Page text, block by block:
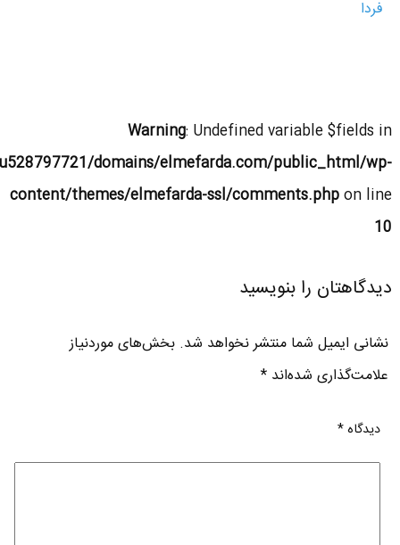
فردا
Warning: Undefined variable $fields in
domains/elmefarda.com/public_html/wp-
content/themes/elmefarda-ssl/comments.phpon line
10
دیدگاهتان را بنویسید
نشانی ایمیل شما منتشر نخواهد شد. بخش‌های موردنیاز
علامت‌گذاری شده‌اند*
دیدگاه*